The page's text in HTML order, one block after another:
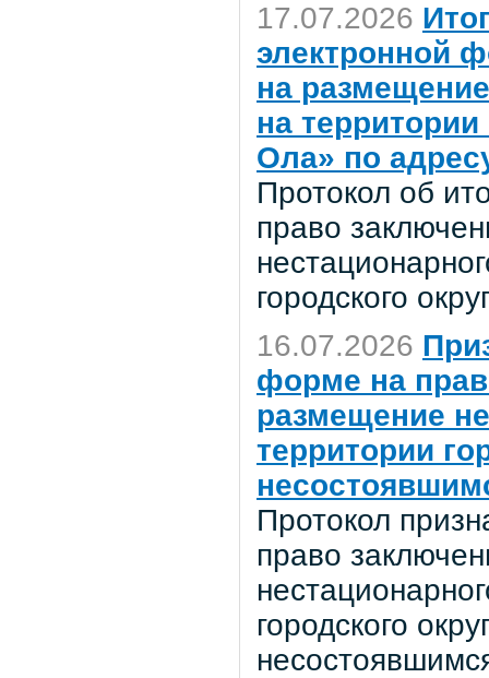
17.07.2026
электронной
на
на
Ола» по
Протокол об
право
городского
16.07.2026
форме на
размещение
территории
Протокол
право
городского